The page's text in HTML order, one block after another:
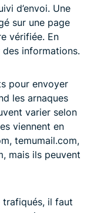
d’envoi. Une
sur une page
vérifiée. En
informations.
pour envoyer
les arnaques
varier selon
viennent en
temumail.com,
mais ils peuvent
trafiqués, il faut